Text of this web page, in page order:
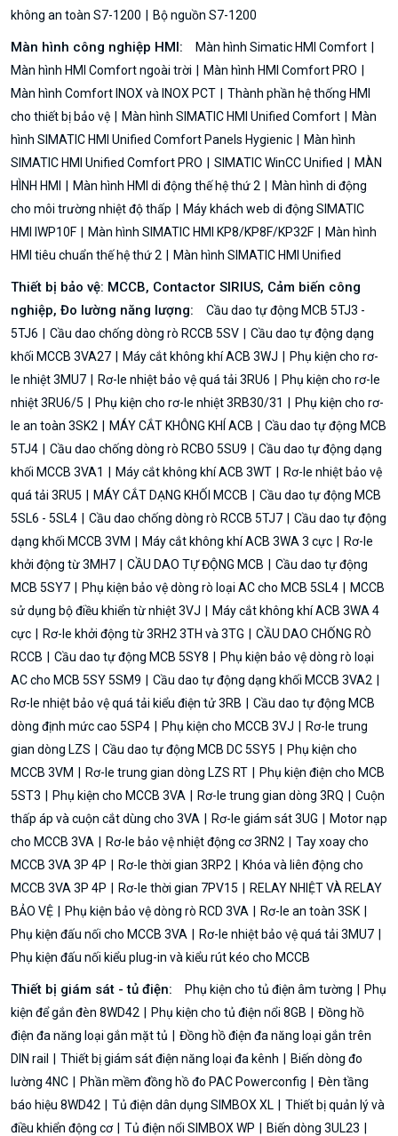
không an toàn S7-1200
Bộ nguồn S7-1200
Màn hình công nghiệp HMI:
Màn hình Simatic HMI Comfort
Màn hình HMI Comfort ngoài trời
Màn hình HMI Comfort PRO
Màn hình Comfort INOX và INOX PCT
Thành phần hệ thống HMI
cho thiết bị bảo vệ
Màn hình SIMATIC HMI Unified Comfort
Màn
hình SIMATIC HMI Unified Comfort Panels Hygienic
Màn hình
SIMATIC HMI Unified Comfort PRO
SIMATIC WinCC Unified
MÀN
HÌNH HMI
Màn hình HMI di động thế hệ thứ 2
Màn hình di động
cho môi trường nhiệt độ thấp
Máy khách web di động SIMATIC
HMI IWP10F
Màn hình SIMATIC HMI KP8/KP8F/KP32F
Màn hình
HMI tiêu chuẩn thế hệ thứ 2
Màn hình SIMATIC HMI Unified
Thiết bị bảo vệ: MCCB, Contactor SIRIUS, Cảm biến công
nghiệp, Đo lường năng lượng:
Cầu dao tự động MCB 5TJ3 -
5TJ6
Cầu dao chống dòng rò RCCB 5SV
Cầu dao tự động dạng
khối MCCB 3VA27
Máy cắt không khí ACB 3WJ
Phụ kiện cho rơ-
le nhiệt 3MU7
Rơ-le nhiệt bảo vệ quá tải 3RU6
Phụ kiện cho rơ-le
nhiệt 3RU6/5
Phụ kiện cho rơ-le nhiệt 3RB30/31
Phụ kiện cho rơ-
le an toàn 3SK2
MÁY CẮT KHÔNG KHÍ ACB
Cầu dao tự động MCB
5TJ4
Cầu dao chống dòng rò RCBO 5SU9
Cầu dao tự động dạng
khối MCCB 3VA1
Máy cắt không khí ACB 3WT
Rơ-le nhiệt bảo vệ
quá tải 3RU5
MÁY CẮT DẠNG KHỐI MCCB
Cầu dao tự động MCB
5SL6 - 5SL4
Cầu dao chống dòng rò RCCB 5TJ7
Cầu dao tự động
dạng khối MCCB 3VM
Máy cắt không khí ACB 3WA 3 cực
Rơ-le
khởi động từ 3MH7
CẦU DAO TỰ ĐỘNG MCB
Cầu dao tự động
MCB 5SY7
Phụ kiện bảo vệ dòng rò loại AC cho MCB 5SL4
MCCB
sử dụng bộ điều khiển từ nhiệt 3VJ
Máy cắt không khí ACB 3WA 4
cực
Rơ-le khởi động từ 3RH2 3TH và 3TG
CẦU DAO CHỐNG RÒ
RCCB
Cầu dao tự động MCB 5SY8
Phụ kiện bảo vệ dòng rò loại
AC cho MCB 5SY 5SM9
Cầu dao tự động dạng khối MCCB 3VA2
Rơ-le nhiệt bảo vệ quá tải kiểu điện tử 3RB
Cầu dao tự động MCB
dòng định mức cao 5SP4
Phụ kiện cho MCCB 3VJ
Rơ-le trung
gian dòng LZS
Cầu dao tự động MCB DC 5SY5
Phụ kiện cho
MCCB 3VM
Rơ-le trung gian dòng LZS RT
Phụ kiện điện cho MCB
5ST3
Phụ kiện cho MCCB 3VA Rơ-le trung gian dòng 3RQ
Cuộn
thấp áp và cuộn cắt dùng cho 3VA
Rơ-le giám sát 3UG
Motor nạp
cho MCCB 3VA
Rơ-le bảo vệ nhiệt động cơ 3RN2
Tay xoay cho
MCCB 3VA 3P 4P
Rơ-le thời gian 3RP2
Khóa và liên động cho
MCCB 3VA 3P 4P
Rơ-le thời gian 7PV15
RELAY NHIỆT VÀ RELAY
BẢO VỆ
Phụ kiện bảo vệ dòng rò RCD 3VA
Rơ-le an toàn 3SK
Phụ kiện đấu nối cho MCCB 3VA
Rơ-le nhiệt bảo vệ quá tải 3MU7
Phụ kiện đấu nối kiểu plug-in và kiểu rút kéo cho MCCB
Thiết bị giám sát - tủ điện: Phụ kiện cho tủ điện âm tường
Phụ
kiện để gắn đèn 8WD42
Phụ kiện cho tủ điện nổi 8GB
Đồng hồ
điện đa năng loại gắn mặt tủ
Đồng hồ điện đa năng loại gắn trên
DIN rail
Thiết bị giám sát điện năng loại đa kênh
Biến dòng đo
lường 4NC
Phần mềm đồng hồ đo PAC Powerconfig
Đèn tầng
báo hiệu 8WD42
Tủ điện dân dụng SIMBOX XL
Thiết bị quản lý và
điều khiển động cơ
Tủ điện nổi SIMBOX WP Biến dòng 3UL23